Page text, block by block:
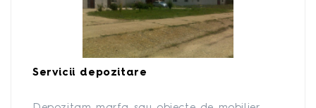
Servicii depozitare